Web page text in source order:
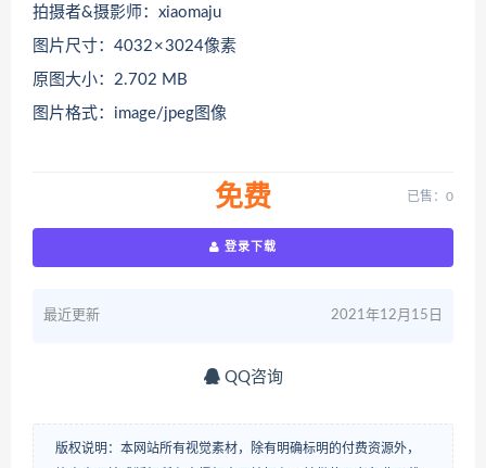
拍摄者&摄影师：xiaomaju
图片尺寸：4032 × 3024像素
原图大小：2.702 MB
图片格式：image/jpeg图像
免费 已售：0
登录下载
最近更新 2021年12月15日
QQ咨询
版权说明：本网站所有视觉素材，除有明确标明的付费资源外，